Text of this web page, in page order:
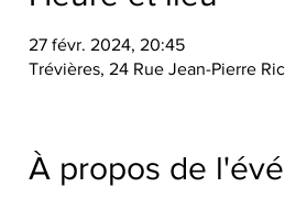
27 févr. 2024, 20:45
Trévières, 24 Rue Jean-Pierre
À propos de